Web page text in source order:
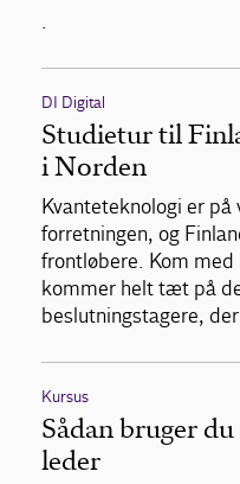
.
DI Digital
Studietur til
i Norden
Kvanteteknologi er
forretningen, og
frontløbere. Kom
kommer helt tæt på
beslutningstagere,
Kursus
Sådan bruger
leder